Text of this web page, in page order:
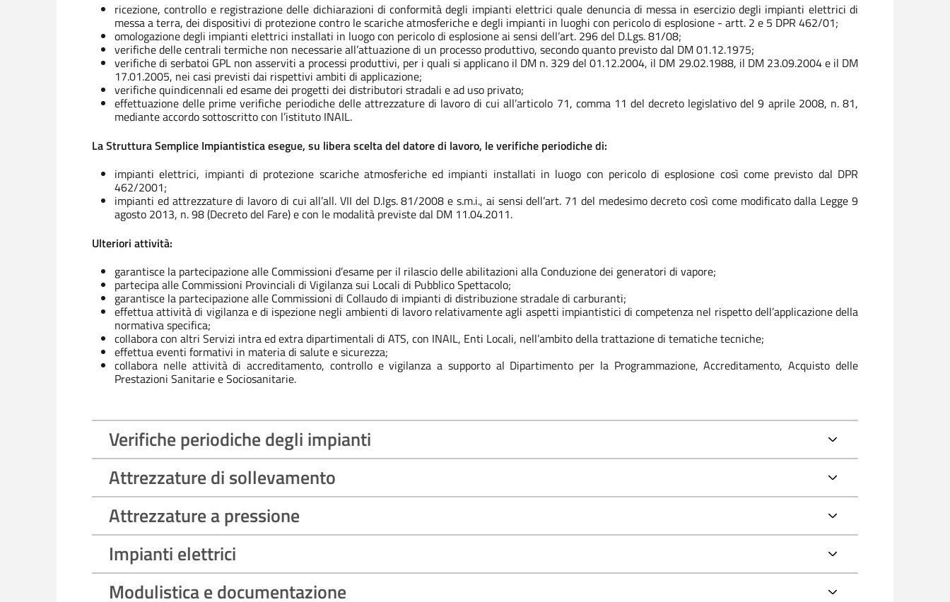
ricezione, controllo e registrazione delle dichiarazioni di conformità degli impianti elettrici quale denuncia di messa in esercizio degli impianti elettrici di
messa a terra, dei dispositivi di protezione contro le scariche atmosferiche e degli impianti in luoghi con pericolo di esplosione - artt. 2 e 5 DPR 462/01;
omologazione degli impianti elettrici installati in luogo con pericolo di esplosione ai sensi dell’art. 296 del D.Lgs. 81/08;
verifiche delle centrali termiche non necessarie all’attuazione di un processo produttivo, secondo quanto previsto dal DM 01.12.1975;
verifiche di serbatoi GPL non asserviti a processi produttivi, per i quali si applicano il DM n. 329 del 01.12.2004, il DM 29.02.1988, il DM 23.09.2004 e il DM
17.01.2005, nei casi previsti dai rispettivi ambiti di applicazione;
verifiche quindicennali ed esame dei progetti dei distributori stradali e ad uso privato;
effettuazione delle prime verifiche periodiche delle attrezzature di lavoro di cui all’articolo 71, comma 11 del decreto legislativo del 9 aprile 2008, n. 81,
mediante accordo sottoscritto con l’istituto INAIL.
La Struttura Semplice Impiantistica esegue, su libera scelta del datore di lavoro, le verifiche periodiche di:
impianti elettrici, impianti di protezione scariche atmosferiche ed impianti installati in luogo con pericolo di esplosione così come previsto dal DPR
462/2001;
impianti ed attrezzature di lavoro di cui all’all. VII del D.lgs. 81/2008 e s.m.i., ai sensi dell’art. 71 del medesimo decreto così come modificato dalla Legge 9
agosto 2013, n. 98 (Decreto del Fare) e con le modalità previste dal DM 11.04.2011.
Ulteriori attività:
garantisce la partecipazione alle Commissioni d’esame per il rilascio delle abilitazioni alla Conduzione dei generatori di vapore;
partecipa alle Commissioni Provinciali di Vigilanza sui Locali di Pubblico Spettacolo;
garantisce la partecipazione alle Commissioni di Collaudo di impianti di distribuzione stradale di carburanti;
effettua attività di vigilanza e di ispezione negli ambienti di lavoro relativamente agli aspetti impiantistici di competenza nel rispetto dell’applicazione della
normativa specifica;
collabora con altri Servizi intra ed extra dipartimentali di ATS, con INAIL, Enti Locali, nell’ambito della trattazione di tematiche tecniche;
effettua eventi formativi in materia di salute e sicurezza;
collabora nelle attività di accreditamento, controllo e vigilanza a supporto al Dipartimento per la Programmazione, Accreditamento, Acquisto delle
Prestazioni Sanitarie e Sociosanitarie.
Verifiche periodiche degli impianti
Attrezzature di sollevamento
Attrezzature a pressione
Impianti elettrici
Modulistica e documentazione